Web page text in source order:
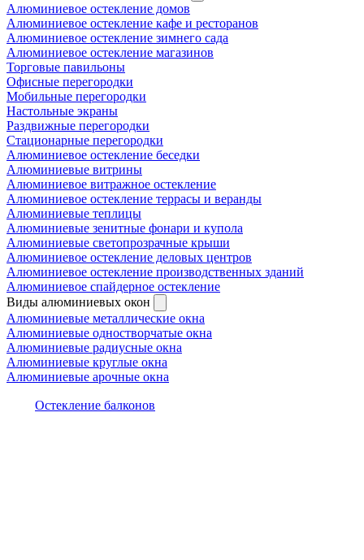
Алюминиевое остекление домов
Алюминиевое остекление кафе и ресторанов
Алюминиевое остекление зимнего сада
Алюминиевое остекление магазинов
Торговые павильоны
Офисные перегородки
Мобильные перегородки
Настольные экраны
Раздвижные перегородки
Стационарные перегородки
Алюминиевое остекление беседки
Алюминиевые витрины
Алюминиевое витражное остекление
Алюминиевое остекление террасы и веранды
Алюминиевые теплицы
Алюминиевые зенитные фонари и купола
Алюминиевые светопрозрачные крыши
Алюминиевое остекление деловых центров
Алюминиевое остекление производственных зданий
Алюминиевое спайдерное остекление
Виды алюминиевых окон
Алюминиевые металлические окна
Алюминиевые одностворчатые окна
Алюминиевые радиусные окна
Алюминиевые круглые окна
Алюминиевые арочные окна
Остекление балконов